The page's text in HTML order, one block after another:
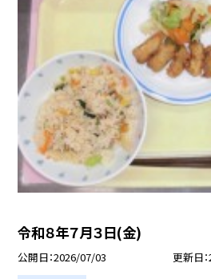
令和８年７月３日(金)
公開日 2026/07/03 更新日